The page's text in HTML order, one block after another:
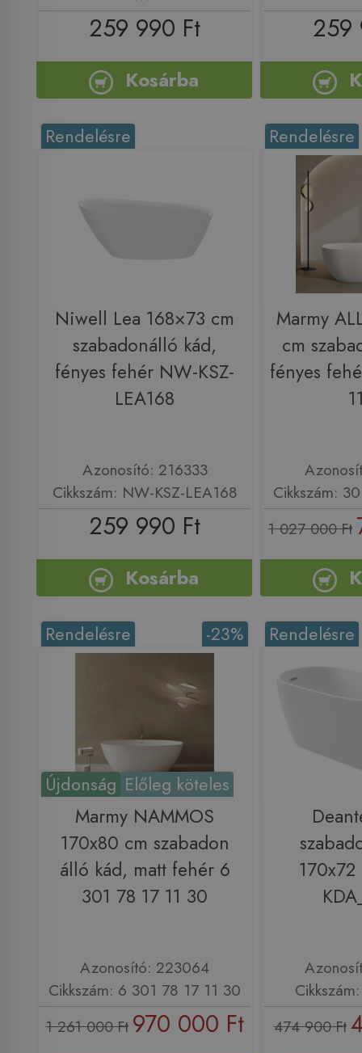
259 990 Ft
Kosárba
259
Rendelésre
Niwell Lea 168×73 cm
szabadonálló kád,
fényes fehér NW-KSZ-
LEA168
Azonosító: 216333
Cikkszám: NW-KSZ-LEA168
259 990 Ft
Kosárba
Rendelésre
Marmy
cm
fényes
Cikkszám:
1 027 000 Ft
Újdonság Előleg köteles
-23%
Rendelésre
Marmy NAMMOS
170x80 cm szabadon
álló kád, matt fehér 6
301 78 17 11 30
Azonosító: 223064
Cikkszám: 6 301 78 17 11 30
1 261 000 Ft 970 000 Ft
Rendelésre
474 900 Ft